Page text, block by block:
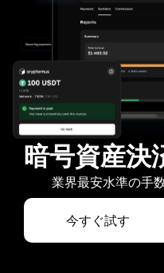
暗号資産決
業界最安水準の手
今すぐ試す